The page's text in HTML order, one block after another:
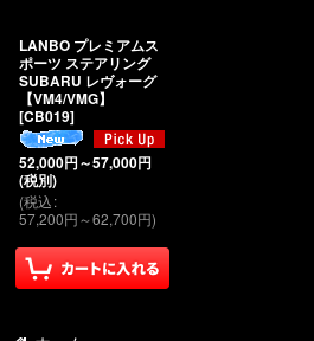
LANBO プレミアムス
ポーツ ステアリング
SUBARU レヴォーグ
【VM4/VMG】
[CB019]
52,000円～57,000円
(税別)
(税込:
57,200円～62,700円)